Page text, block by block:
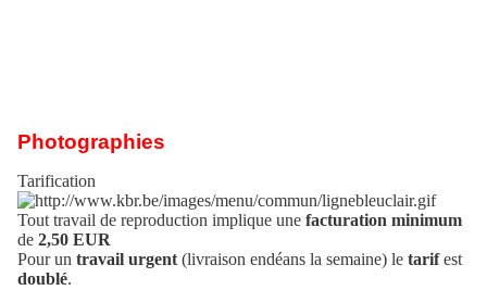
Photographies
Tarification
Tout travail de reproduction implique une facturation minimum
de 2,50 EUR
Pour un travail urgent (livraison endéans la semaine) le tarifest
doublé.